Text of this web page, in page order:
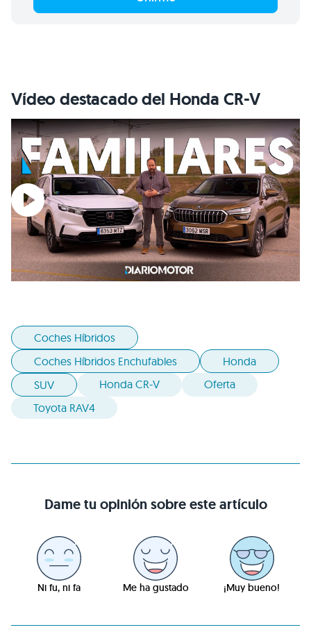
Vídeo destacado del Honda CR-V
Coches Híbridos
Coches Híbridos Enchufables
Honda
SUV
Honda CR-V
Oferta
Toyota RAV4
Dame tu opinión sobre este artículo
Ni fu, ni fa Me ha gustado ¡Muy bueno!